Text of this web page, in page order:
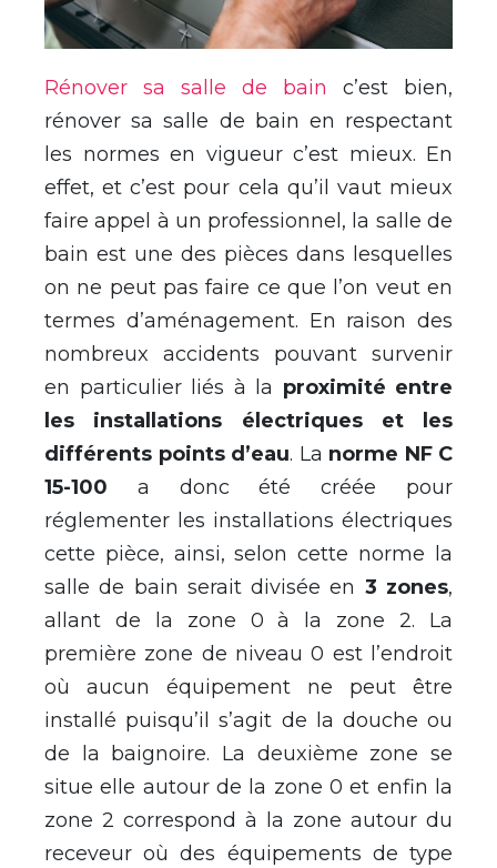
Rénover sa salle de bain c’est bien,
rénover sa salle de bain en respectant
les normes en vigueur c’est mieux. En
effet, et c’est pour cela qu’il vaut mieux
faire appel à un professionnel, la salle de
bain est une des pièces dans lesquelles
on ne peut pas faire ce que l’on veut en
termes d’aménagement. En raison des
nombreux accidents pouvant survenir
en particulier liés à la proximité entre
les installations électriques et les
différents points d’eau. La norme NF C
15-100 a donc été créée pour
réglementer les installations électriques
cette pièce, ainsi, selon cette norme la
salle de bain serait divisée en 3 zones,
allant de la zone 0 à la zone 2. La
première zone de niveau 0 est l’endroit
où aucun équipement ne peut être
installé puisqu’il s’agit de la douche ou
de la baignoire. La deuxième zone se
situe elle autour de la zone 0 et enfin la
zone 2 correspond à la zone autour du
receveur où des équipements de type